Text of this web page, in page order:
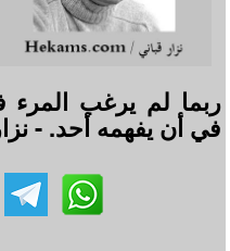
ربما لم يرغب
في أن يفهمه أحد. -